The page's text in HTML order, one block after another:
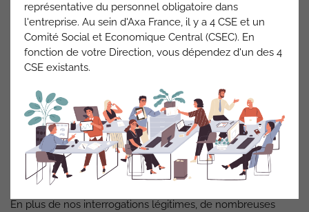
Ensuite, la suppression de deux postes de responsables de
tribu pose la question cruciale du devenir de ces managers.
Si notre interlocuteur affirme qu’un poste de chargé de
mission sera créé, qu’en est-il du second responsable ?
Cette réduction de l’encadrement intermédiaire risque
d’alourdir considérablement la charge de travail des équipes
restantes et de détériorer les conditions d’accompagnement
professionnel de nos collègues.
Les créations de poste
En plus de nos interrogations légitimes, de nombreuses
représentative du personnel obligatoire dans
l'entreprise. Au sein d'Axa France, il y a 4 CSE et un
Comité Social et Economique Central (CSEC). En
fonction de votre Direction, vous dépendez d'un des 4
CSE existants.